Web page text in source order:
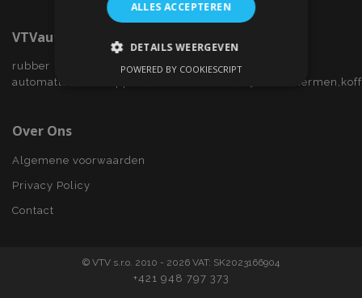
VTVauto.nl
rubber
Over Ons
Algemene voorwaarden
Privacy Policy
Contact
© VTV s.r.o. 2010 - 2026 VAT: SK2023166904
+421 948 797 373
ALLES ACCEPTEREN
DETAILS WEERGEVEN
Strictly necessary cookies allow core website
functionality such as user login and account
POWERED BY COOKIESCRIPT